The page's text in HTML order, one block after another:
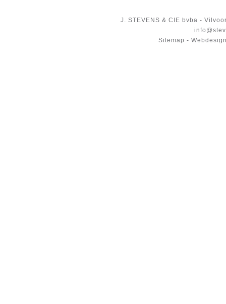
J. STEVENS & CIE bvba -
Sitemap -